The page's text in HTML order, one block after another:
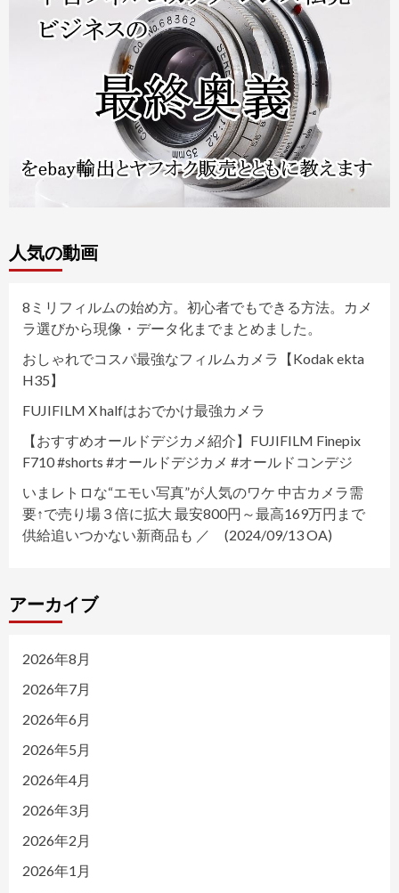
人気の動画
8ミリフィルムの始め方。初心者でもできる方法。カメ
ラ選びから現像・データ化までまとめました。
おしゃれでコスパ最強なフィルムカメラ【Kodak ekta
H35】
FUJIFILM X halfはおでかけ最強カメラ
【おすすめオールドデジカメ紹介】FUJIFILM Finepix
F710 #shorts #オールドデジカメ #オールドコンデジ
いまレトロな“エモい写真”が人気のワケ 中古カメラ需
要↑で売り場３倍に拡大 最安800円～最高169万円まで
供給追いつかない新商品も ／ (2024/09/13 OA)
アーカイブ
2026年8月
2026年7月
2026年6月
2026年5月
2026年4月
2026年3月
2026年2月
2026年1月